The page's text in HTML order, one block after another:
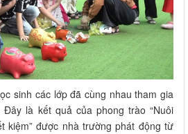
sinh các lớp đã cùng nhau tham gia
là kết quả của phong trào “Nuôi
kiệm” được nhà trường phát động từ